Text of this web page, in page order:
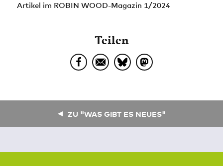
Artikel im ROBIN WOOD-Magazin 1/2024
Teilen
ZU "WAS GIBT ES NEUES"